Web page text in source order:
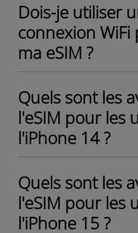
Dois-je utiliser
connexion
ma eSIM ?
Quels sont les
l'eSIM pour les
l'iPhone 14 ?
Quels sont les
l'eSIM pour les
l'iPhone 15 ?